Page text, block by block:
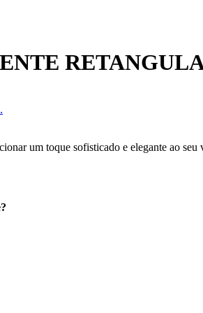
um toque sofisticado e elegante ao